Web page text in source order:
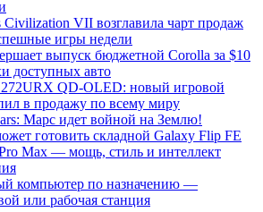
Civilization VII возглавила чарт продаж
игры недели
выпуск бюджетной Corolla за $10
доступных авто
QD-OLED: новый игровой
в продажу по всему миру
Марс идет войной на Землю!
готовить складной Galaxy Flip FE
Max — мощь, стиль и интеллект
компьютер по назначению —
или рабочая станция